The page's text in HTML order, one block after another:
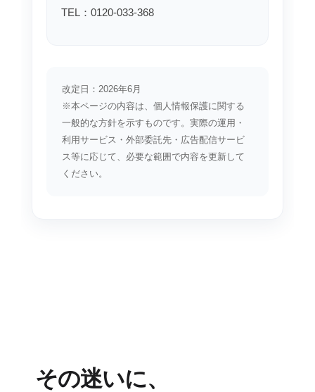
TEL：0120-033-368
改定日：2026年6月
※本ページの内容は、個人情報保護に関する
一般的な方針を示すものです。実際の運用・
利用サービス・外部委託先・広告配信サービ
ス等に応じて、必要な範囲で内容を更新して
ください。
その迷いに、